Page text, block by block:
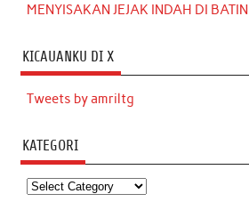
MENYISAKAN JEJAK INDAH DI BATIN
KICAUANKU DI X
Tweets by amriltg
KATEGORI
Kategori